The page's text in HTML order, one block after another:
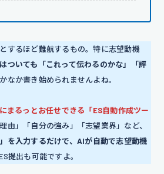
するほど難航するもの。特に志望動機
ついても「これって伝わるのかな」「評
なか書き始められませんよね。
まるっとお任せできる「ES自動作成ツー
理由」「自分の強み」「志望業界」など、
を入力するだけで、AIが自動で志望動機
提出も可能ですよ。